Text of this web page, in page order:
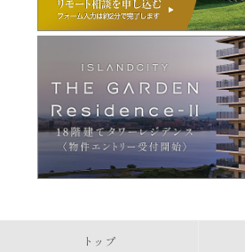
トップ